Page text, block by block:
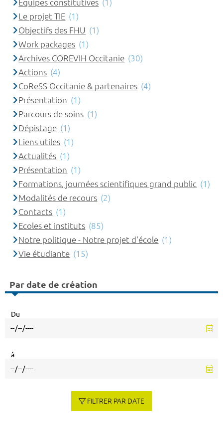
Equipes constitutives (1)
Le projet TIE (1)
Objectifs des FHU (1)
Work packages (1)
Archives COREVIH Occitanie (30)
Actions (4)
CoReSS Occitanie & partenaires (4)
Présentation (1)
Parcours de soins (1)
Dépistage (1)
Liens utiles (1)
Actualités (1)
Présentation (1)
Formations, journées scientifiques grand public (1)
Modalités de recours (2)
Contacts (1)
Ecoles et instituts (85)
Notre politique - Notre projet d'école (1)
Vie étudiante (15)
Par date de création
Du
à
FILTRER PAR DATE